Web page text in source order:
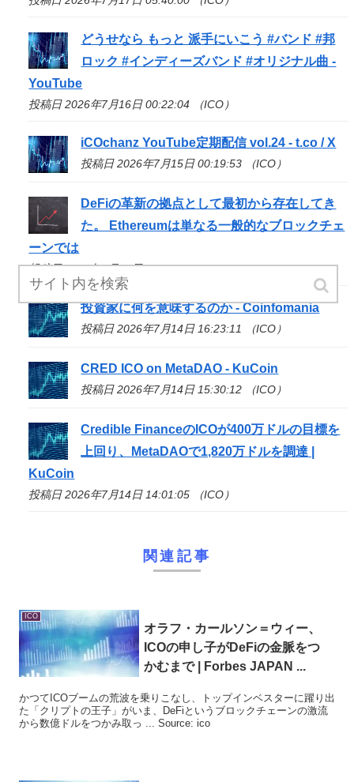
どうせなら もっと 派手にいこう #バンド #邦
ロック #インディーズバンド #オリジナル曲 -
YouTube
投稿日 2026年7月16日 00:22:04 （ICO）
iCOchanz YouTube定期配信 vol.24 - t.co / X
投稿日 2026年7月15日 00:19:53 （ICO）
DeFiの革新の拠点として最初から存在してき
た。 Ethereumは単なる一般的なブロックチェ
ーンでは
投稿日 2026年7月14日 18:02:05 （ICO）
投資家に何を意味するのか - Coinfomania
投稿日 2026年7月14日 16:23:11 （ICO）
CRED ICO on MetaDAO - KuCoin
投稿日 2026年7月14日 15:30:12 （ICO）
Credible Financeの ICOが400万ドルの目標を
上回り、MetaDAOで1,820万ドルを調達 |
KuCoin
投稿日 2026年7月14日 14:01:05 （ICO）
関連記事
ICO
オラフ・カールソン＝ウィー、
ICOの申し子がDeFiの金脈をつ
かむまで | Forbes JAPAN ...
かつてICOブームの荒波を乗りこなし、トップインベスターに躍り出
た「クリプトの王子」がいま、DeFiというブロックチェーンの激流
から数億ドルをつかみ取っ ... Source: ico